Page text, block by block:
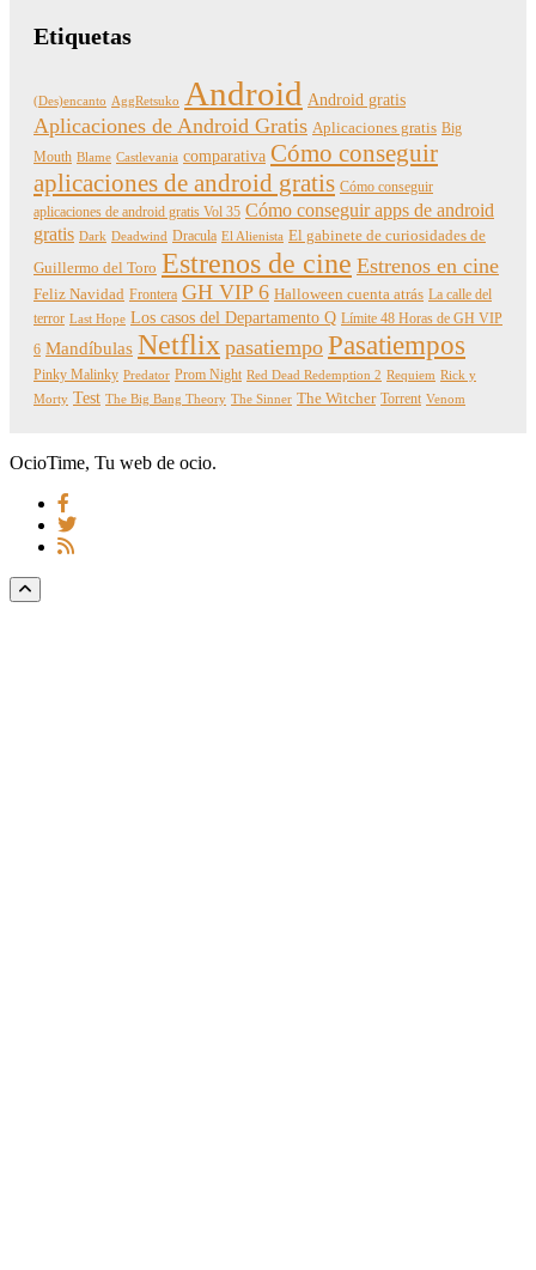
Etiquetas
(Des)encanto AggRetsuko Android Android gratis
Aplicaciones de Android Gratis Aplicaciones gratis Big
Mouth Blame Castlevania comparativa Cómo conseguir
aplicaciones de android gratis Cómo conseguir
aplicaciones de android gratis Vol 35 Cómo conseguir apps de android
gratis Dark Deadwind Dracula El Alienista El gabinete de curiosidades de
Guillermo del Toro Estrenos de cine Estrenos en cine
Feliz Navidad Frontera GH VIP 6 Halloween cuenta atrás La calle del
terror Last Hope Los casos del Departamento Q Límite 48 Horas de GH VIP
6 Mandíbulas Netflix pasatiempo Pasatiempos
Pinky Malinky Predator Prom Night Red Dead Redemption 2 Requiem Rick y
Morty Test The Big Bang Theory The Sinner The Witcher Torrent Venom
OcioTime, Tu web de ocio.